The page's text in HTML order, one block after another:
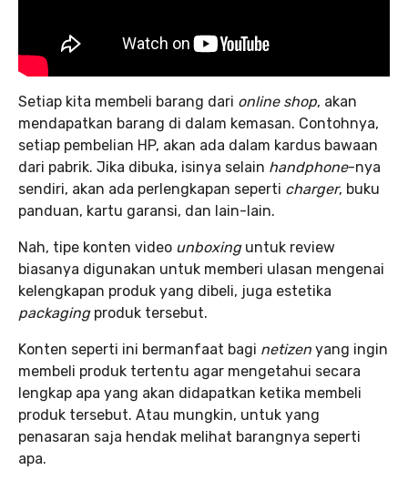
Setiap kita membeli barang dari online shop, akan
mendapatkan barang di dalam kemasan. Contohnya,
setiap pembelian HP, akan ada dalam kardus bawaan
dari pabrik. Jika dibuka, isinya selain handphone-nya
sendiri, akan ada perlengkapan seperti charger, buku
panduan, kartu garansi, dan lain-lain.
Nah, tipe konten video unboxinguntuk review
biasanya digunakan untuk memberi ulasan mengenai
kelengkapan produk yang dibeli, juga estetika
packagingproduk tersebut.
Konten seperti ini bermanfaat bagi netizen yang ingin
membeli produk tertentu agar mengetahui secara
lengkap apa yang akan didapatkan ketika membeli
produk tersebut. Atau mungkin, untuk yang
penasaran saja hendak melihat barangnya seperti
apa.